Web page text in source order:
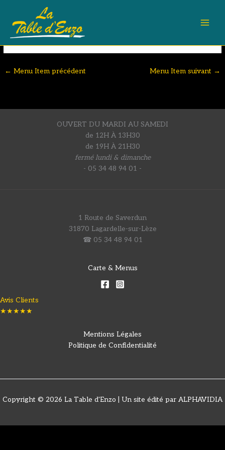
contenu
gingembre
Filet de Canette, sauce miel et gingembre
← Menu Item précédent Menu Item suivant →
OUVERT DU MARDI AU SAMEDI
de 12H À 13H30
de 19H À 21H30
fermé lundi & dimanche
- 05 34 48 94 01 -
1 Route de Saverdun
31870 Lagardelle-sur-Lèze
☎ 05 34 48 94 01
Carte & Menus
Avis Clients
★★★★★
Mentions Légales
Politique de Confidentialité
Copyright © 2026 La Table d'Enzo | Un site édité par ALPHAVIDIA